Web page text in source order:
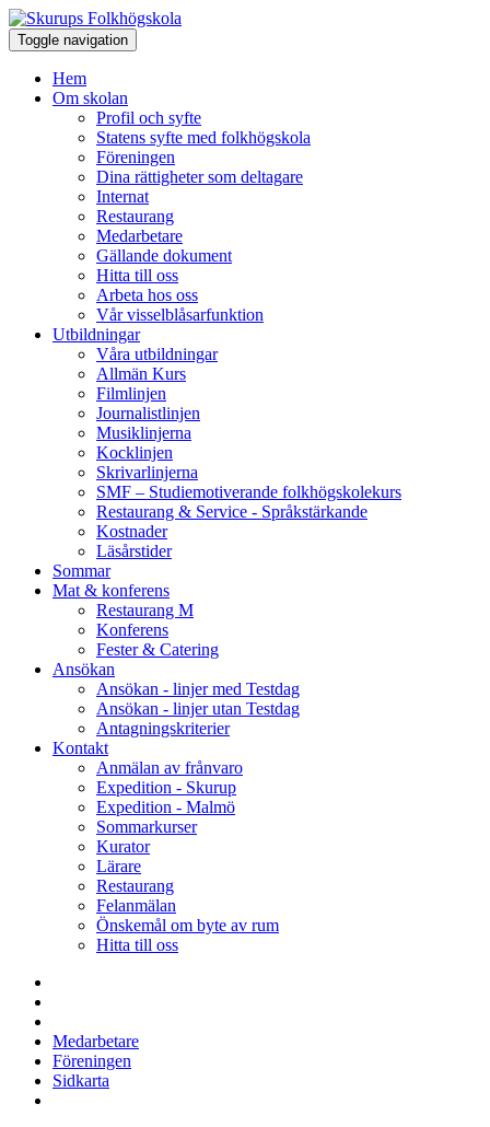
Toggle navigation
Hem
Om skolan
Profil och syfte
Statens syfte med folkhögskola
Föreningen
Dina rättigheter som deltagare
Internat
Restaurang
Medarbetare
Gällande dokument
Hitta till oss
Arbeta hos oss
Vår visselblåsarfunktion
Utbildningar
Våra utbildningar
Allmän Kurs
Filmlinjen
Journalistlinjen
Musiklinjerna
Kocklinjen
Skrivarlinjerna
SMF – Studiemotiverande folkhögskolekurs
Restaurang & Service - Språkstärkande
Kostnader
Läsårstider
Sommar
Mat & konferens
Restaurang M
Konferens
Fester & Catering
Ansökan
Ansökan - linjer med Testdag
Ansökan - linjer utan Testdag
Antagningskriterier
Kontakt
Anmälan av frånvaro
Expedition - Skurup
Expedition - Malmö
Sommarkurser
Kurator
Lärare
Restaurang
Felanmälan
Önskemål om byte av rum
Hitta till oss
Medarbetare
Föreningen
Sidkarta